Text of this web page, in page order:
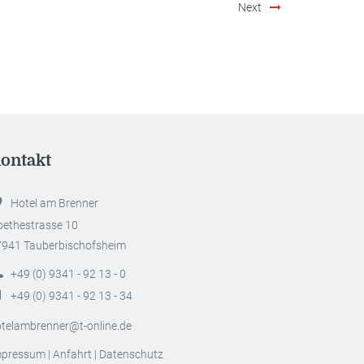
Next
Hotel am Brenner
10
Tauberbischofsheim
+49 (0) 9341 - 92 13 - 0
+49 (0) 9341 - 92 13 - 34
online.de
| Anfahrt | Datenschutz